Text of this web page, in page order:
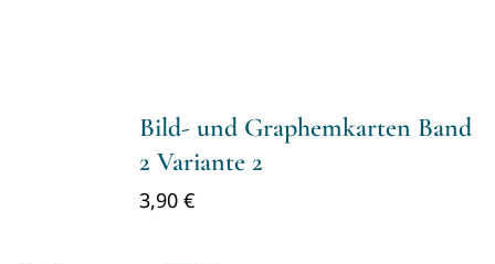
Bild- und Graphemkarten Band
2 Variante 2
3,90 €